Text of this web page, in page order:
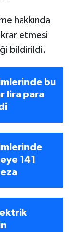
hakkında
etmesi
bildirildi.
bu
lira para
141